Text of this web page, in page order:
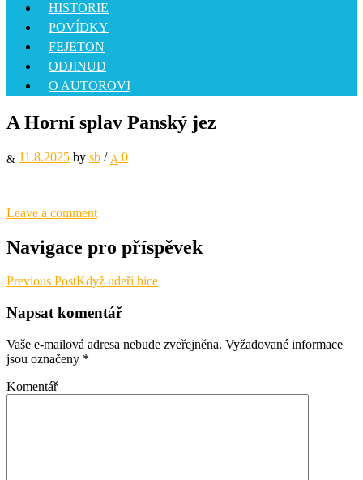
HISTORIE
POVÍDKY
FEJETON
ODJINUD
O AUTOROVI
A Horní splav Panský jez
11.8.2025 by sb / 0
Leave a comment
Navigace pro příspěvek
Previous PostKdyž udeří hice
Napsat komentář
Vaše e-mailová adresa nebude zveřejněna. Vyžadované informace
jsou označeny *
Komentář